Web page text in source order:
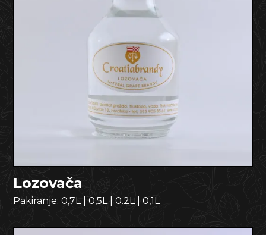
Lozovača
Pakiranje:0,7L|0,5L|0.2L|0,1L